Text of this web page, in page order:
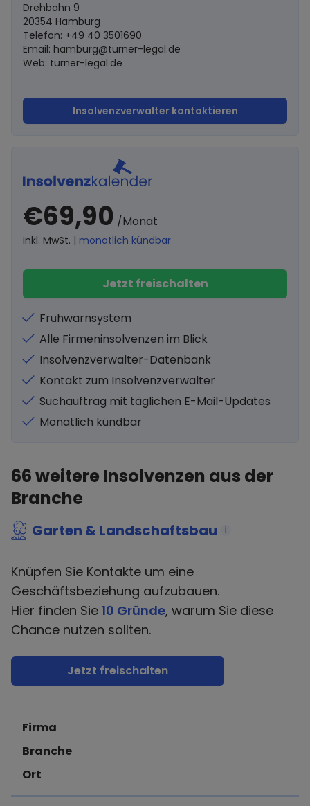
Drehbahn 9
20354 Hamburg
Telefon: +49 40 3501690
Email: hamburg@turner-legal.de
Web: turner-legal.de
Insolvenzverwalter kontaktieren
€69,90 /Monat
inkl. MwSt. | monatlich kündbar
Jetzt freischalten
Frühwarnsystem
Alle Firmeninsolvenzen im Blick
Insolvenzverwalter-Datenbank
Kontakt zum Insolvenzverwalter
Suchauftrag mit täglichen E-Mail-Updates
Monatlich kündbar
66weitere Insolvenzen aus der
Branche
Garten & Landschaftsbau i
Knüpfen Sie Kontakte um eine
Geschäftsbeziehung aufzubauen.
Hier finden Sie 10 Gründe, warum Sie diese
Chance nutzen sollten.
Jetzt freischalten
Firma
Branche
Ort